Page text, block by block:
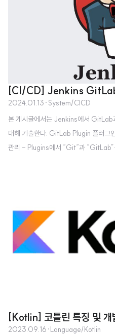
# 변경하고자 하는 User 명으로 변
[CI/CD] Jenkins
2024.01.13 ·System/CICD
본 게시글에서는 Jenkins에서
대해 기술한다. GitLab Plugin 플러
관리 - Plugins에서 “Git“과
Credentials 등록에 사용하기 위해 기
[Kotlin] 코틀린 특징 및 개
2023.09.16 ·Language/Kotlin